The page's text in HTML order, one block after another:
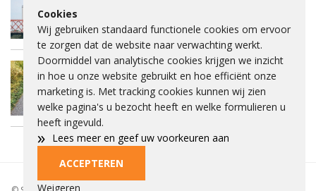
Fietspad Lange Schenkeldijk afgesloten
vanwege verzakking asfalt en ernstige
scheuren
Cookies
Wij gebruiken standaard functionele cookies om ervoor
te zorgen dat de website naar verwachting werkt.
Doormiddel van analytische cookies krijgen we inzicht
in hoe u onze website gebruikt en hoe efficiënt onze
marketing is. Met tracking cookies kunnen wij zien
welke pagina's u bezocht heeft en welke formulieren u
heeft ingevuld.
» Lees meer en geef uw voorkeuren aan
ACCEPTEREN
Weigeren